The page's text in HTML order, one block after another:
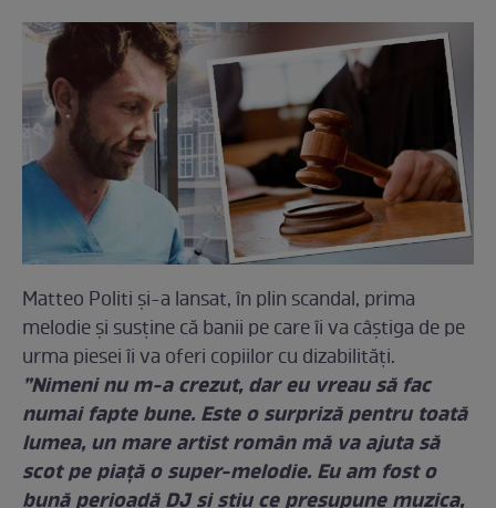
Matteo Politi și-a lansat, în plin scandal, prima
melodie și susţine că banii pe care îi va câștiga de pe
urma piesei îi va oferi copiilor cu dizabilități.
”Nimeni nu m-a crezut, dar eu vreau să fac
numai fapte bune. Este o surpriză pentru toată
lumea, un mare artist român mă va ajuta să
scot pe piață o super-melodie. Eu am fost o